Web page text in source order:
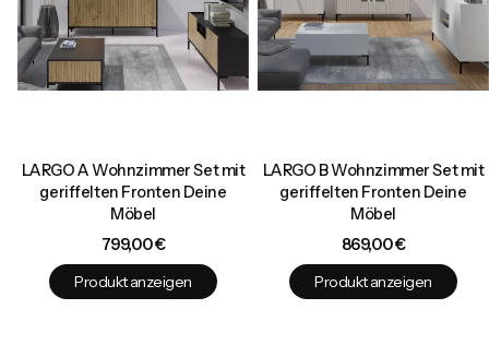
LARGO A Wohnzimmer Set mit
geriffelten Fronten Deine
Möbel
Preis
799,00 €
Produkt anzeigen
LARGO B Wohnzimmer Set mit
geriffelten Fronten Deine
Möbel
Preis
869,00 €
Produkt anzeigen